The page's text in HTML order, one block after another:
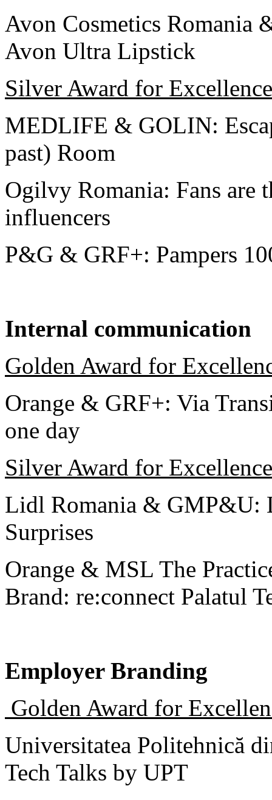
Avon Cosmetics Romania
Avon Ultra Lipstick
Silver Award for Excellence
MEDLIFE & GOLIN:
past) Room
Ogilvy Romania: Fans are
influencers
P&G & GRF+: Pampers
Internal communication
Golden Award for
Orange & GRF+: Via
one day
Silver Award for Excellence
Lidl Romania & GMP&U:
Surprises
Orange & MSL The
Brand: re:connect Palatul
Employer Branding
Golden Award for
Universitatea Politehnică
Tech Talks by UPT